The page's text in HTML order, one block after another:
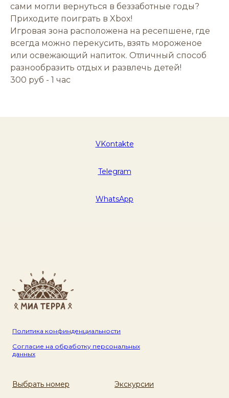
сами могли вернуться в беззаботные годы?
Приходите поиграть в Xbox!
Игровая зона расположена на ресепшене, где
всегда можно перекусить, взять мороженое
или освежающий напиток. Отличный способ
разнообразить отдых и развлечь детей!
300 руб - 1 час
VKontakte
Telegram
WhatsApp
Политика конфинденциальности
Согласие на обработку персональных
данных
Выбрать номер Экскурсии